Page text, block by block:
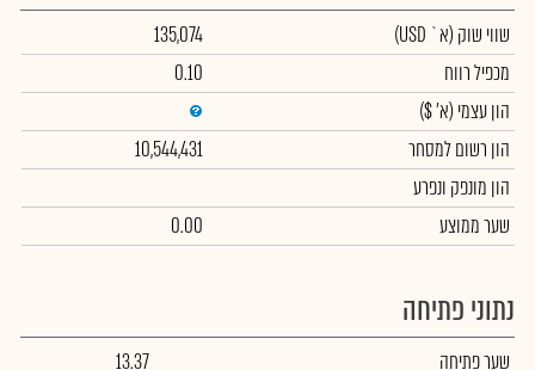
שווי שוק (א` USD)
135,074
מכפיל רווח
0.10
הון עצמי (א' $)
הון רשום למסחר
10,544,431
הון מונפק ונפרע
שער ממוצע
0.00
נתוני פתיחה
שער פתיחה 13.37